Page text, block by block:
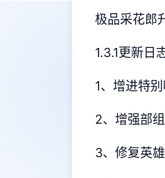
极品采花郎
1.3.1更新日
1、增进特
2、增强部
3、修复英